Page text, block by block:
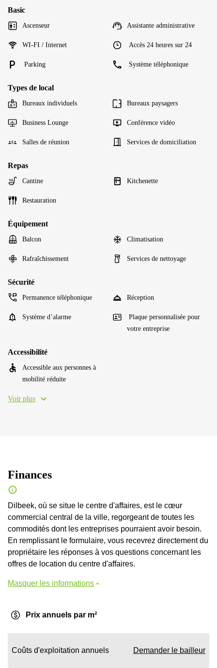
Basic
Ascenseur Assistante administrative
WI-FI / Internet Accès 24 heures sur 24
Parking Système téléphonique
Types de local
Bureaux individuels Bureaux paysagers
Business Lounge Conférence vidéo
Salles de réunion Services de domiciliation
Repas
Cantine Kitchenette
Restauration
Équipement
Balcon Climatisation
Rafraîchissement Services de nettoyage
Sécurité
Permanence téléphonique Réception
Système d’alarme
Plaque personnalisée pour
votre entreprise
Accessibilité
Accessible aux personnes à
mobilité réduite
Voir plus
Finances
Dilbeek, où se situe le centre d'affaires, est le cœur
commercial central de la ville, regorgeant de toutes les
commodités dont les entreprises pourraient avoir besoin.
En remplissant le formulaire, vous recevrez directement du
propriétaire les réponses à vos questions concernant les
offres de location du centre d'affaires.
Masquer les informations
Prix annuels par m²
Coûts d'exploitation annuels Demander le bailleur